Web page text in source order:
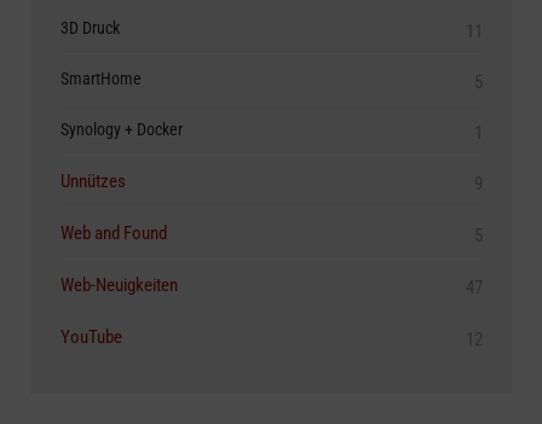
3D Druck 11
SmartHome 5
Synology + Docker 1
Unnützes 9
Web and Found 5
Web-Neuigkeiten 47
YouTube 12